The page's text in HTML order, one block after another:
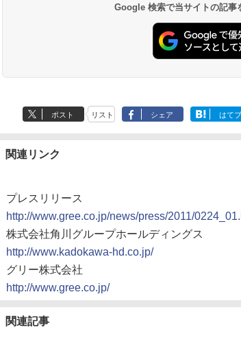
Google 検索で当サイトの記事
ポスト リスト シェア はてブ
関連リンク
プレスリリース
http://www.gree.co.jp/news/press/2011/
株式会社角川グループホールディングス
http://www.kadokawa-hd.co.jp/
グリー株式会社
http://www.gree.co.jp/
関連記事